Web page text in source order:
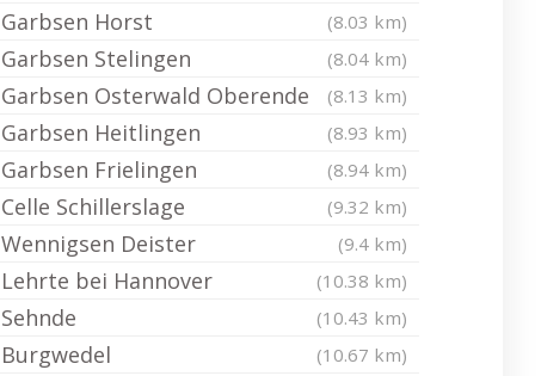
Garbsen Horst (8.03 km)
Garbsen Stelingen (8.04 km)
Garbsen Osterwald Oberende (8.13 km)
Garbsen Heitlingen (8.93 km)
Garbsen Frielingen (8.94 km)
Celle Schillerslage (9.32 km)
Wennigsen Deister (9.4 km)
Lehrte bei Hannover (10.38 km)
Sehnde (10.43 km)
Burgwedel (10.67 km)